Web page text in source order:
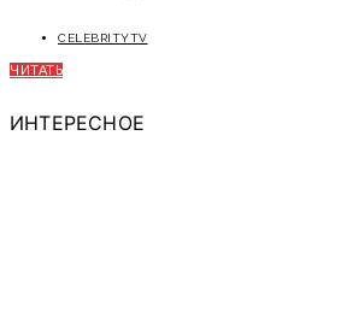
CELEBRITYTV
ЧИТАТЬ
ИНТЕРЕСНОЕ